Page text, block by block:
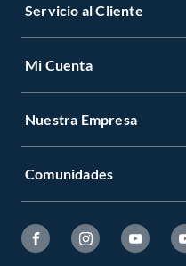
Servicio al Cliente
Mi Cuenta
Nuestra Empresa
Comunidades